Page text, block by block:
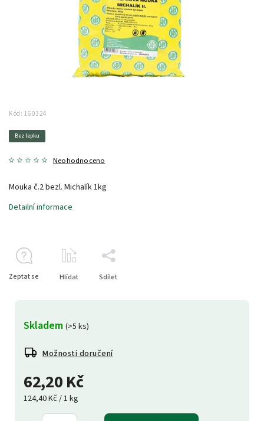
Kód: 160324
Bez lepku
Neohodnoceno
62,20 Kč
124,40 Kč / 1 kg
Skladem (>5 ks)
Možnosti doručení
Mouka č.2 bezl. Michalík 1kg
Detailní informace
Zeptat se Hlídat Sdílet